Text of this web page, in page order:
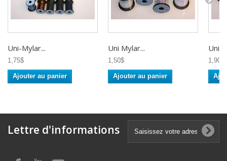
Uni-Mylar...
1,75$
Ajouter au panier
Uni Mylar...
1,50$
Ajouter au panier
Uni -
1,90$
Lettre d'informations